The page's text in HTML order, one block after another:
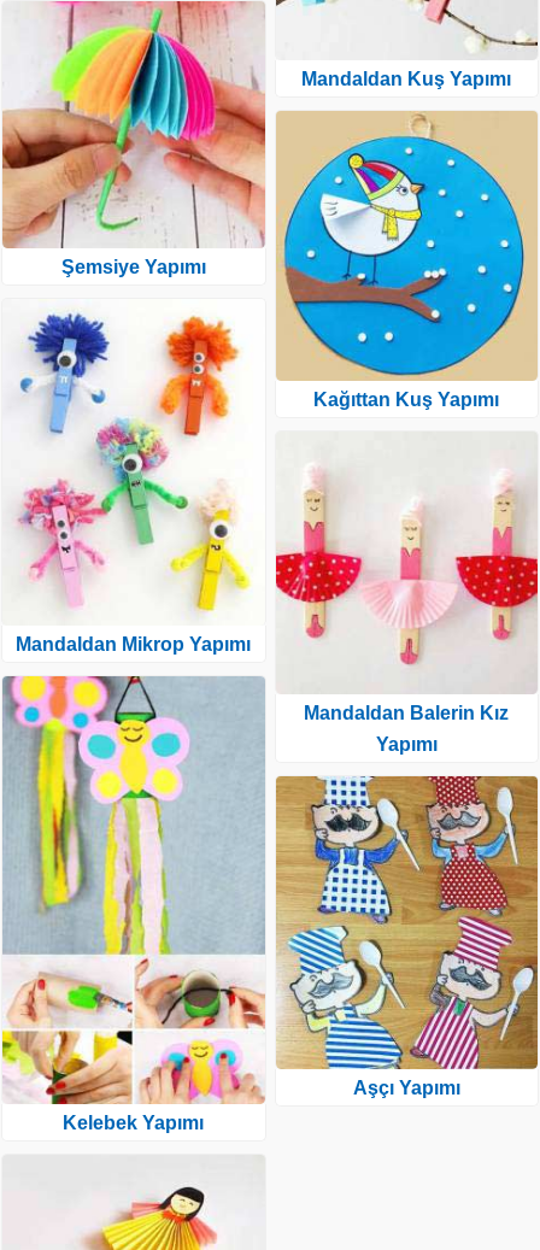
Şemsiye Yapımı
Mandaldan Mikrop Yapımı
Kelebek Yapımı
Mandaldan Kuş Yapımı
Kağıttan Kuş Yapımı
Mandaldan Balerin Kız
Yapımı
Aşçı Yapımı